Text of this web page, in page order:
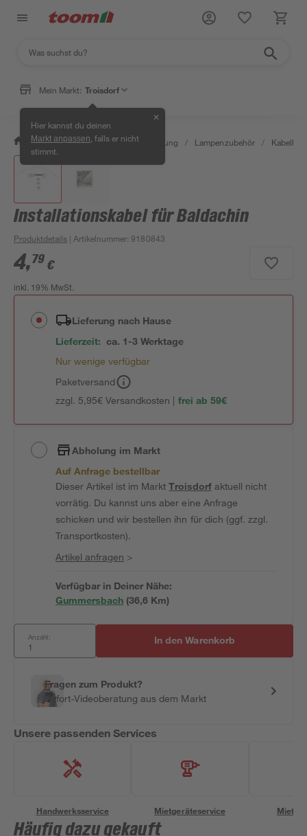
Mein Markt: Troisdorf
Hier kannst du deinen
Markt anpassen , falls er nicht
stimmt.
✕
/ Wohnen & Haushalt / Beleuchtung / Lampenzubehör /
Installationskabel für Baldachin
Produktdetails | Artikelnummer:9180843
4,79 €
inkl. 19% MwSt.
Lieferung nach Hause
Lieferzeit: ca. 1-3 Werktage
Nur wenige verfügbar
Paketversand
zzgl. 5,95€ Versandkosten | frei ab 59€
Abholung im Markt
Auf Anfrage bestellbar
Dieser Artikel ist im MarktTroisdorfaktuell nicht
vorrätig. Du kannst uns aber eine Anfrage
schicken und wir bestellen ihn für dich (ggf. zzgl.
Transportkosten).
Artikel anfragen >
Verfügbar in Deiner Nähe:
Gummersbach (36,6 Km)
Anzahl: In den Warenkorb
Fragen zum Produkt?
Sofort-Videoberatung aus dem Markt
Unsere passenden Services
Handwerksservice Mietgeräteservice
Häufig dazu gekauft